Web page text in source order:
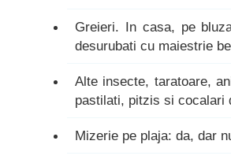
Greieri. In casa, pe
desurubati cu maiestrie
Alte insecte, taratoare,
pastilati, pitzis si cocalari
Mizerie pe plaja: da, dar